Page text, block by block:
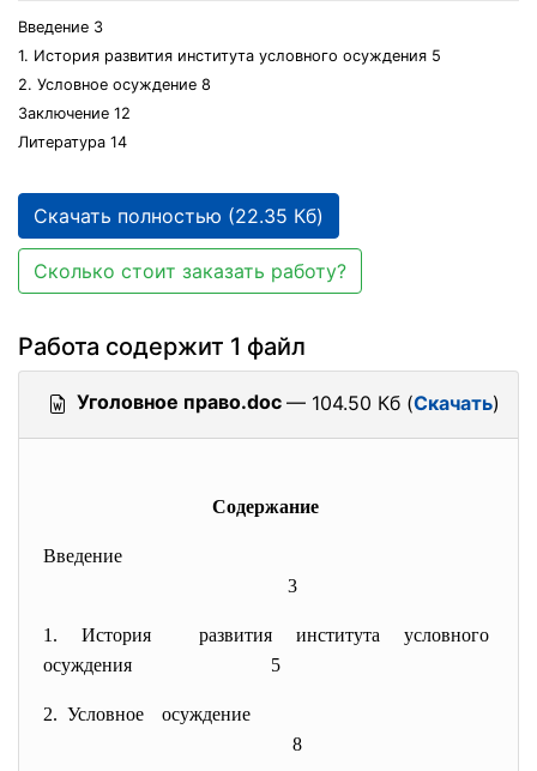
Введение 3
1. История развития института условного осуждения 5
2. Условное осуждение 8
Заключение 12
Литература 14
Скачать полностью (22.35 Кб)
Сколько стоит заказать работу?
Работа содержит 1 файл
Уголовное право.doc — 104.50 Кб (Скачать)
Содержание
Введение
3
1. История развития института условного
осуждения
5
2. Условное осуждение
8